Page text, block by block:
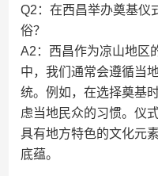
Q2：在西昌举办奠基仪
俗？
A2：西昌作为凉山地区
中，我们通常会遵循当
统。例如，在选择奠基
虑当地民众的习惯。仪
具有地方特色的文化元
底蕴。